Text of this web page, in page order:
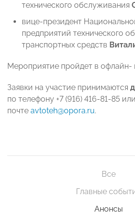
технического обслуживания
вице-президент
предприятий технического
транспортных средств
Мероприятие пройдет в офлайн-
Заявки на участие принимаются
по телефону +7 (916) 416-81-85
почте avtoteh@opora.ru.
Все
Главные
Анонсы